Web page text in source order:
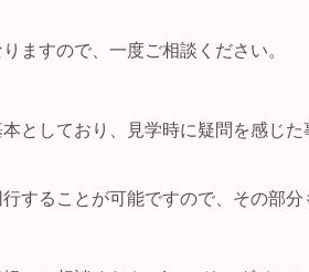
ますので、一度ご相談ください。
としており、見学時に疑問を感じ
することが可能ですので、その部分